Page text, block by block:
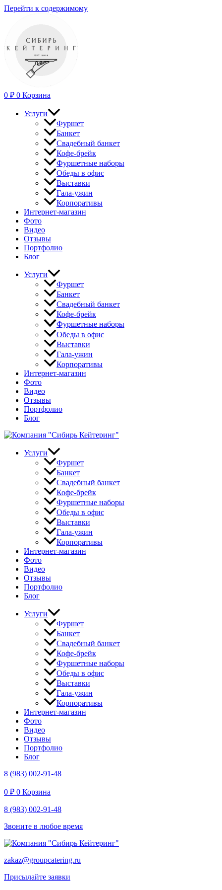
Перейти к содержимому
0 ₽ 0 Корзина
Услуги
Фуршет
Банкет
Свадебный банкет
Кофе-брейк
Фуршетные наборы
Обеды в офис
Выставки
Гала-ужин
Корпоративы
Интернет-магазин
Фото
Видео
Отзывы
Портфолио
Блог
Услуги
Фуршет
Банкет
Свадебный банкет
Кофе-брейк
Фуршетные наборы
Обеды в офис
Выставки
Гала-ужин
Корпоративы
Интернет-магазин
Фото
Видео
Отзывы
Портфолио
Блог
Услуги
Фуршет
Банкет
Свадебный банкет
Кофе-брейк
Фуршетные наборы
Обеды в офис
Выставки
Гала-ужин
Корпоративы
Интернет-магазин
Фото
Видео
Отзывы
Портфолио
Блог
Услуги
Фуршет
Банкет
Свадебный банкет
Кофе-брейк
Фуршетные наборы
Обеды в офис
Выставки
Гала-ужин
Корпоративы
Интернет-магазин
Фото
Видео
Отзывы
Портфолио
Блог
8 (983) 002-91-48
0 ₽ 0 Корзина
8 (983) 002-91-48
Звоните в любое время
zakaz@groupcatering.ru
Присылайте заявки